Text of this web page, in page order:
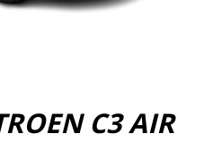
C3 AIR